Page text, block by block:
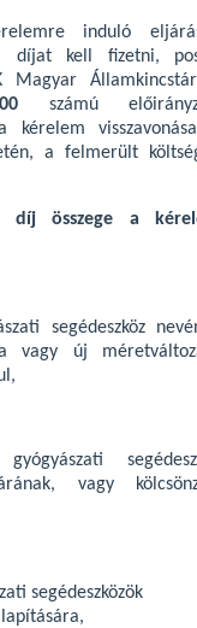
induló
díjat kell fizetni,
Magyar
számú
kérelem
a felmerült
díj összege a
segédeszköz
vagy új
vagy
segédeszközök